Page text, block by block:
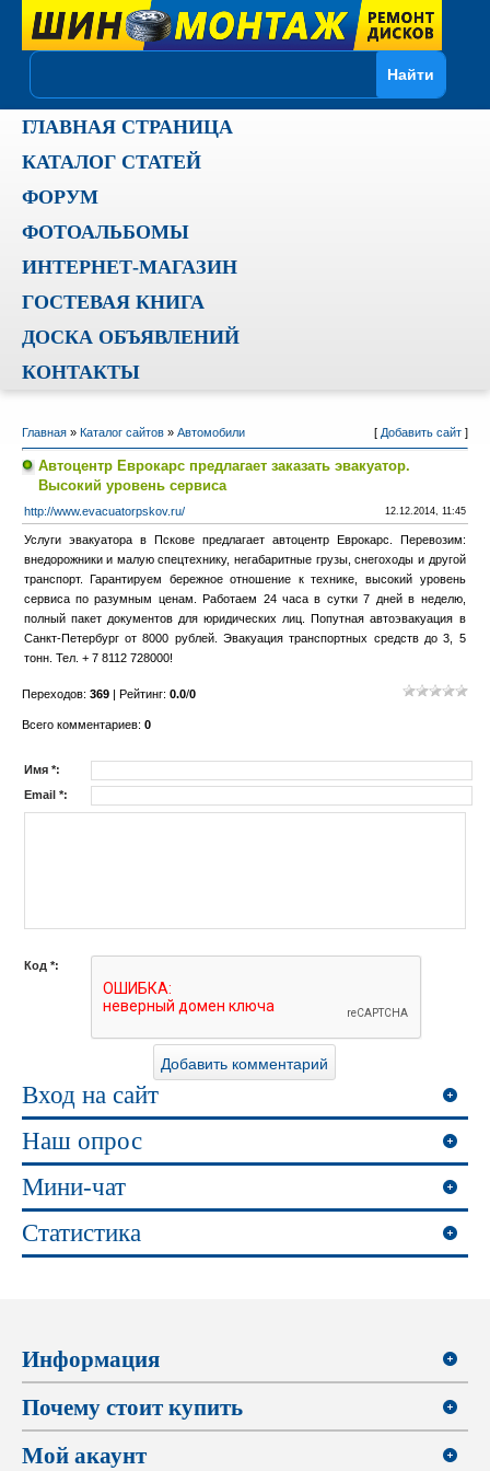
ГЛАВНАЯ СТРАНИЦА
КАТАЛОГ СТАТЕЙ
ФОРУМ
ФОТОАЛЬБОМЫ
ИНТЕРНЕТ-МАГАЗИН
ГОСТЕВАЯ КНИГА
ДОСКА ОБЪЯВЛЕНИЙ
КОНТАКТЫ
Главная» Каталог сайтов» Автомобили [ Добавить сайт]
Автоцентр Еврокарс предлагает заказать эвакуатор.
Высокий уровень сервиса
http://www.evacuatorpskov.ru/ 12.12.2014, 11:45
Услуги эвакуатора в Пскове предлагает автоцентр Еврокарс. Перевозим:
внедорожники и малую спецтехнику, негабаритные грузы, снегоходы и другой
транспорт. Гарантируем бережное отношение к технике, высокий уровень
сервиса по разумным ценам. Работаем 24 часа в сутки 7 дней в неделю,
полный пакет документов для юридических лиц. Попутная автоэвакуация в
Санкт-Петербург от 8000 рублей. Эвакуация транспортных средств до 3, 5
тонн. Тел. + 7 8112 728000!
Переходов: 369| Рейтинг: 0.0/0
Всего комментариев: 0
Имя *:
Email *:
Код *:
Вход на сайт
Наш опрос
Мини-чат
Статистика
Информация
Почему стоит купить
Мой акаунт